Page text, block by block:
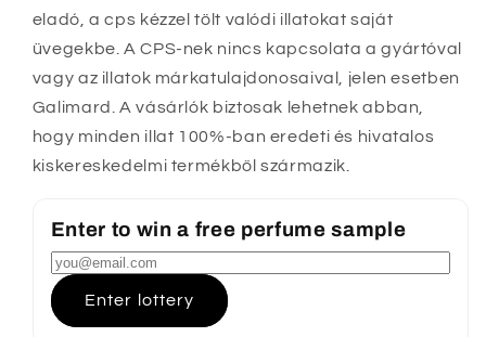
eladó, a cps kézzel tölt valódi illatokat saját
üvegekbe. A CPS-nek nincs kapcsolata a gyártóval
vagy az illatok márkatulajdonosaival, jelen esetben
Galimard. A vásárlók biztosak lehetnek abban,
hogy minden illat 100%-ban eredeti és hivatalos
kiskereskedelmi termékből származik.
Enter to win a free perfume sample
Enter lottery